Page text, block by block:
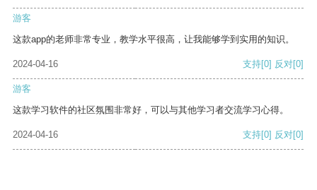
游客
这款app的老师非常专业，教学水平很高，让我能够学到实用的知识。
2024-04-16 支持[0] 反对[0]
游客
这款学习软件的社区氛围非常好，可以与其他学习者交流学习心得。
2024-04-16 支持[0] 反对[0]